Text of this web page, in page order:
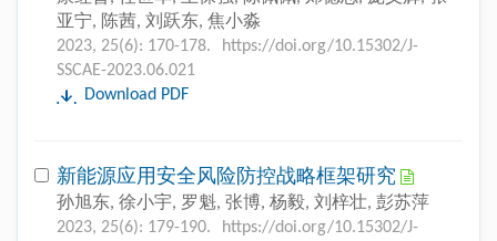
亚宁, 陈茜, 刘跃东, 焦小淼
2023, 25(6): 170-178.
https://doi.org/10.15302/J-
SSCAE-2023.06.021
Download PDF
新能源应用安全风险防控战略框架研究
孙旭东, 徐小宇, 罗魁, 张博, 杨毅, 刘梓壮, 彭苏萍
2023, 25(6): 179-190.
https://doi.org/10.15302/J-